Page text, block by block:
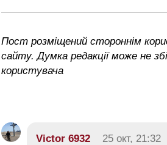
Пост розміщений стороннім
сайту. Думка редакції може не
користувача
Victor 6932 25 окт, 21:32